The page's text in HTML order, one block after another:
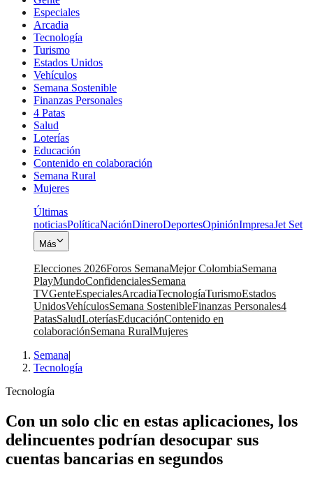
Especiales
Arcadia
Tecnología
Turismo
Estados Unidos
Vehículos
Semana Sostenible
Finanzas Personales
4 Patas
Salud
Loterías
Educación
Contenido en colaboración
Semana Rural
Mujeres
Últimas
noticiasPolíticaNaciónDineroDeportesOpiniónImpresaJet Set
Más
Elecciones 2026Foros SemanaMejor ColombiaSemana
PlayMundoConfidencialesSemana
TVGenteEspecialesArcadiaTecnologíaTurismoEstados
UnidosVehículosSemana SostenibleFinanzas Personales4
PatasSaludLoteríasEducaciónContenido en
colaboraciónSemana RuralMujeres
Semana|
Tecnología
Tecnología
Con un solo clic en estas aplicaciones, los
delincuentes podrían desocupar sus
cuentas bancarias en segundos